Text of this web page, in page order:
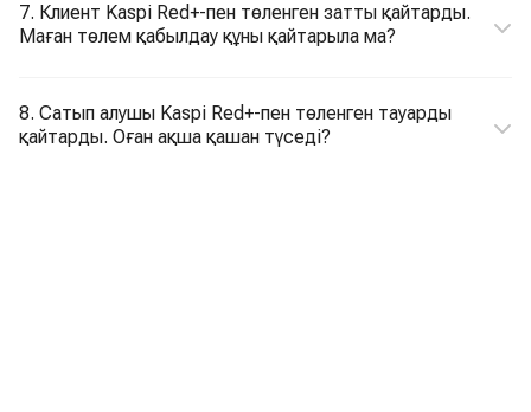
7. Клиент Kaspi Red+-пен төленген затты қайтарды.
Маған төлем қабылдау құны қайтарыла ма?
8. Сатып алушы Kaspi Red+-пен төленген тауарды
қайтарды. Оған ақша қашан түседі?